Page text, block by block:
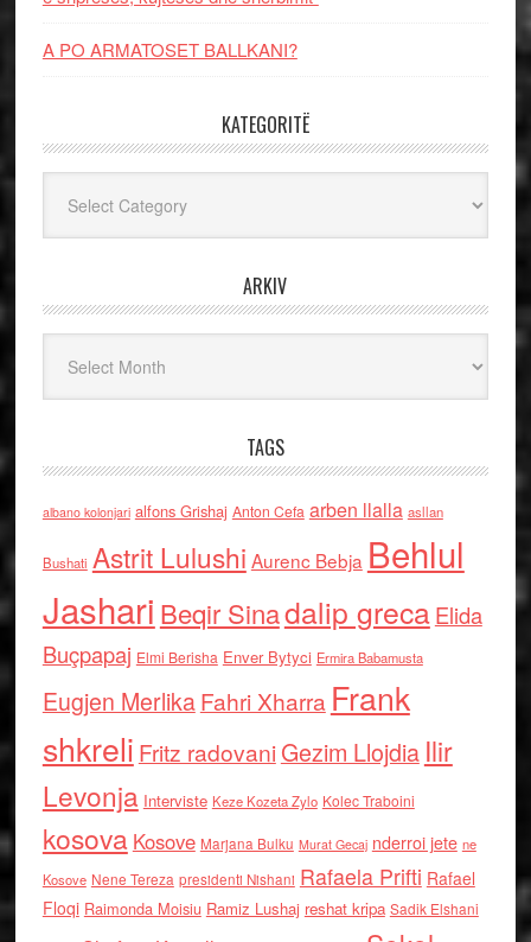
A PO ARMATOSET BALLKANI?
KATEGORITË
ARKIV
TAGS
albano kolonjari alfons Grishaj Anton Cefa arben llalla asllan
Bushati Astrit Lulushi Aurenc Bebja Behlul
Jashari Beqir Sinadalip grecaElida
Buçpapaj Elmi Berisha Enver Bytyci Ermira Babamusta
Eugjen MerlikaFahri Xharra Frank
shkreli Fritz radovaniGezim Llojdia Ilir
Levonja Interviste Keze Kozeta Zylo Kolec Traboini
kosova Kosove Marjana Bulku Murat Gecaj nderroi jete ne
Kosove Nene Tereza presidenti Nishani Rafaela Prifti Rafael
Floqi Raimonda Moisiu Ramiz Lushaj reshat kripa Sadik Elshani